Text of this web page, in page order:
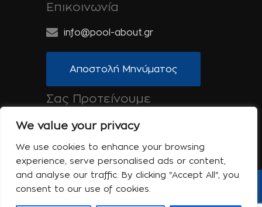
We value your privacy
We use cookies to enhance your browsing
experience, serve personalised ads or content,
and analyse our traffic. By clicking "Accept All", you
consent to our use of cookies.
Επικοινωνία
info@pool-about.gr
Αποστολή Μηνύματος
Σας Προτείνουμε
Spa-About.gr: Ομορφιά, Υγεία & Ευεξία
Tinos-About.gr: Ανακαλύψτε την Τήνο
Copyright © 2017 Pool About | Powered